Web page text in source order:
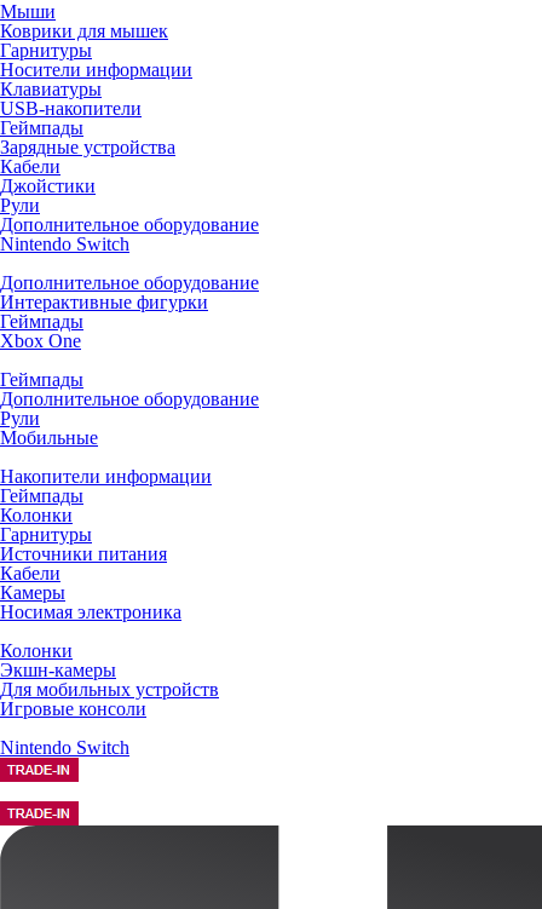
Мыши
Коврики для мышек
Гарнитуры
Носители информации
Клавиатуры
USB-накопители
Геймпады
Зарядные устройства
Кабели
Джойстики
Рули
Дополнительное оборудование
Nintendo Switch
Дополнительное оборудование
Интерактивные фигурки
Геймпады
Xbox One
Геймпады
Дополнительное оборудование
Рули
Мобильные
Накопители информации
Геймпады
Колонки
Гарнитуры
Источники питания
Кабели
Камеры
Носимая электроника
Колонки
Экшн-камеры
Для мобильных устройств
Игровые консоли
Nintendo Switch